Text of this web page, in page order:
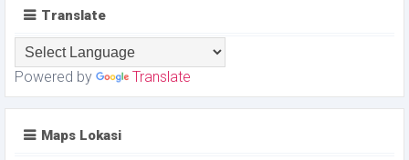
Translate
Powered by Translate
Maps Lokasi